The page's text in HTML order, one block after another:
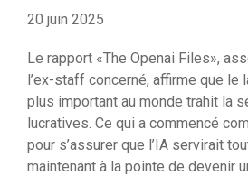
20 juin 2025
Le rapport «The Openai Files»,
l’ex-staff concerné, affirme que le
plus important au monde trahit la
lucratives. Ce qui a commencé
pour s’assurer que l’IA servirait
maintenant à la pointe de devenir